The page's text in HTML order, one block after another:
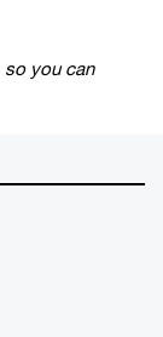
so you can